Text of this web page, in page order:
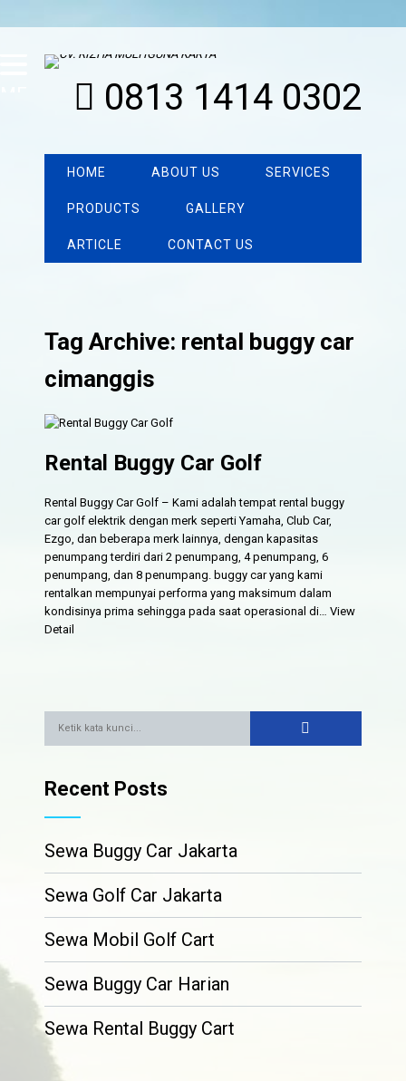
0813 1414 0302
HOME ABOUT US SERVICES
PRODUCTS GALLERY
ARTICLE CONTACT US
Tag Archive: rental buggy car
cimanggis
Rental Buggy Car Golf
Rental Buggy Car Golf – Kami adalah tempat rental buggy
car golf elektrik dengan merk seperti Yamaha, Club Car,
Ezgo, dan beberapa merk lainnya, dengan kapasitas
penumpang terdiri dari 2 penumpang, 4 penumpang, 6
penumpang, dan 8 penumpang. buggy car yang kami
rentalkan mempunyai performa yang maksimum dalam
kondisinya prima sehingga pada saat operasional di…View
Detail
Recent Posts
Sewa Buggy Car Jakarta
Sewa Golf Car Jakarta
Sewa Mobil Golf Cart
Sewa Buggy Car Harian
Sewa Rental Buggy Cart